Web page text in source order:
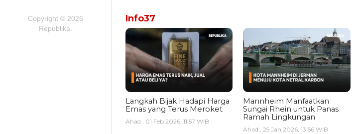
Copyright © 2026
Republika.
Info37
Langkah Bijak Hadapi Harga
Emas yang Terus Meroket
Ahad , 01 Feb 2026, 11:57 WIB
Mannheim Manfaatkan
Sungai Rhein untuk Panas
Ramah Lingkungan
Ahad , 25 Jan 2026, 13:56 WIB